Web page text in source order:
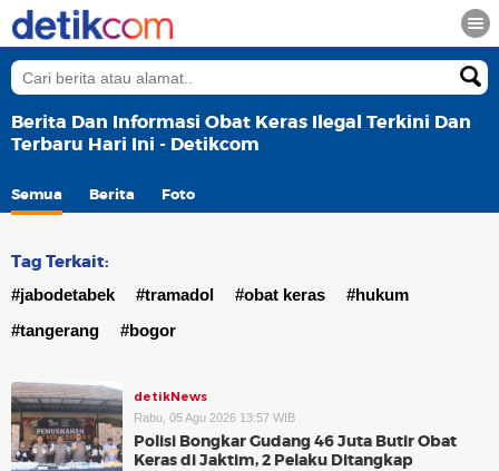
Berita Dan Informasi Obat Keras Ilegal Terkini Dan
Terbaru Hari Ini - Detikcom
Semua Berita Foto
Tag Terkait:
#jabodetabek #tramadol #obat keras
#hukum
#tangerang
#bogor
detikNews
Rabu, 05 Agu 2026 13:57 WIB
Polisi Bongkar Gudang 46 Juta Butir Obat
Keras di Jaktim, 2 Pelaku Ditangkap